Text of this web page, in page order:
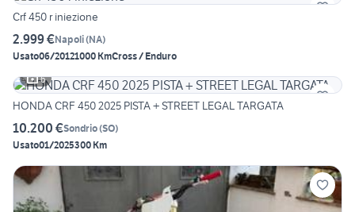
Crf 450 r iniezione
2.999 €Napoli(NA)
Usato06/20121000 KmCross / Enduro
6
HONDA CRF 450 2025 PISTA + STREET LEGAL TARGATA
10.200 €Sondrio(SO)
Usato01/2025300 Km